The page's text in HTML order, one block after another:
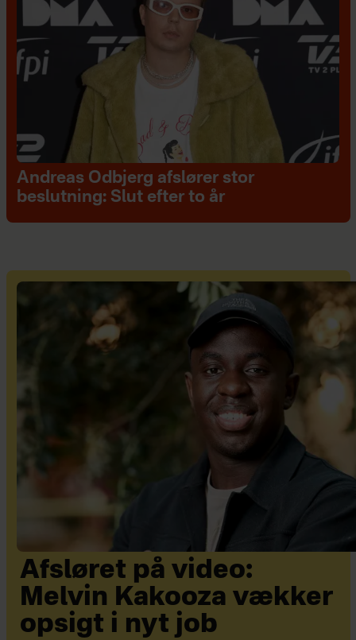
Andreas Odbjerg afslører stor
beslutning: Slut efter to år
Afsløret på video:
Melvin Kakooza vækker
opsigt i nyt job